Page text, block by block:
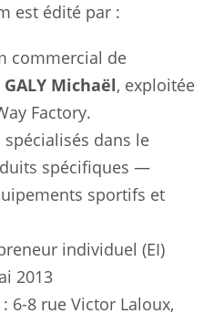
est édité par :
commercial de
GALY Michaël, exploitée
Factory.
dans le
spécifiques —
sportifs et
individuel (EI)
2013
6-8 rue Victor Laloux,